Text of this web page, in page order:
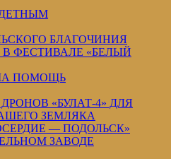
БЛАГОЧИНИЯ
ФЕСТИВАЛЕ «БЕЛЫЙ
ПОМОЩЬ
«БУЛАТ-4» ДЛЯ
ЗЕМЛЯКА
— ПОДОЛЬСК»
ЗАВОДЕ